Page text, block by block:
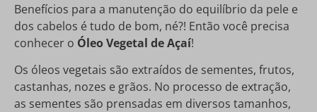
Benefícios para a manutenção do equilíbrio da pele e
dos cabelos é tudo de bom, né?! Então você precisa
conhecer o Óleo Vegetal de Açaí!
Os óleos vegetais são extraídos de sementes, frutos,
castanhas, nozes e grãos. No processo de extração,
as sementes são prensadas em diversos tamanhos,